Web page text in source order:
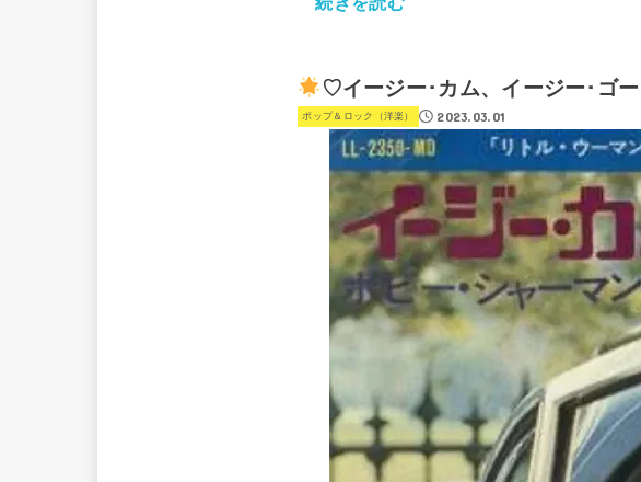
♡イージー･カム、イージー･ゴー
ポップ＆ロック（洋楽） 2023.03.01